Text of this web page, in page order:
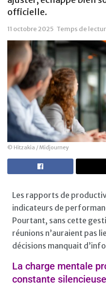
officielle.
11 octobre 2025 Temps de
© Hitzakia / Midjourney
Les rapports de
indicateurs de
Pourtant, sans cette
réunions n’auraient pas
décisions manquait
La charge mentale
constante silencieuse